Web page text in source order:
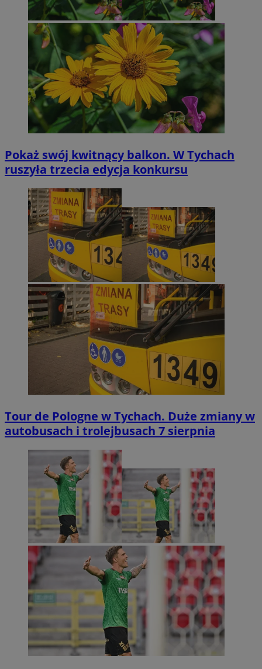
Pokaż swój kwitnący balkon. W Tychach
ruszyła trzecia edycja konkursu
Tour de Pologne w Tychach. Duże zmiany w
autobusach i trolejbusach 7 sierpnia